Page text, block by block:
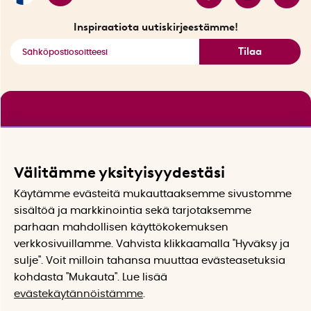
Katso kaikki älykkäät tuotteet
Inspiraatiota uutiskirjeestämme!
Tilaa
Välitämme yksityisyydestäsi
Käytämme evästeitä mukauttaaksemme sivustomme
sisältöä ja markkinointia sekä tarjotaksemme
parhaan mahdollisen käyttökokemuksen
verkkosivuillamme. Vahvista klikkaamalla "Hyväksy ja
sulje". Voit milloin tahansa muuttaa evästeasetuksia
kohdasta "Mukauta". Lue lisää
evästekäytännöistämme